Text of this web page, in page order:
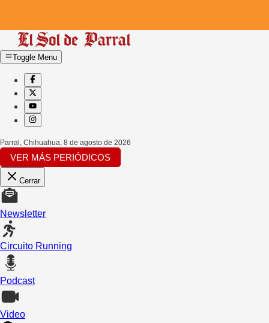
Toggle Menu
Parral, Chihuahua 8 de agosto de 2026
VER MÁS PERIÓDICOS
Cerrar
Newsletter
Circuito Running
Podcast
Video